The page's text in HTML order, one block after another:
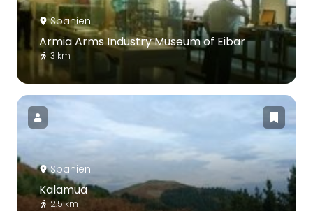
Spanien
Armia Arms Industry Museum of Eibar
3 km
Spanien
Kalamua
2.5 km